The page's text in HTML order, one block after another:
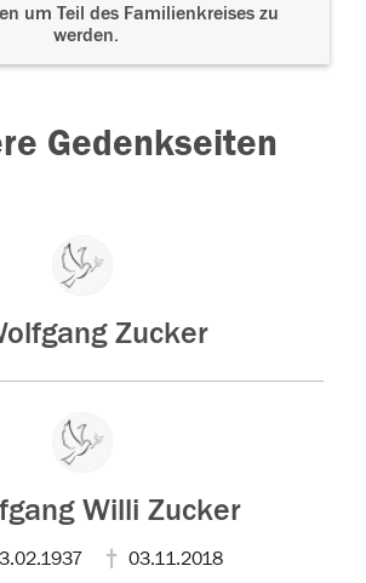
um Teil des Familienkreises zu
werden.
Gedenkseiten
Zucker
Willi Zucker
03.11.2018